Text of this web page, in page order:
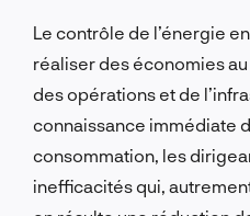
Le contrôle de l’énergie
réaliser des économies
des opérations et de
connaissance immédiate
consommation, les
inefficacités qui,